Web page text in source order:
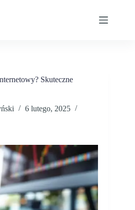
Skuteczne
6 lutego, 2025